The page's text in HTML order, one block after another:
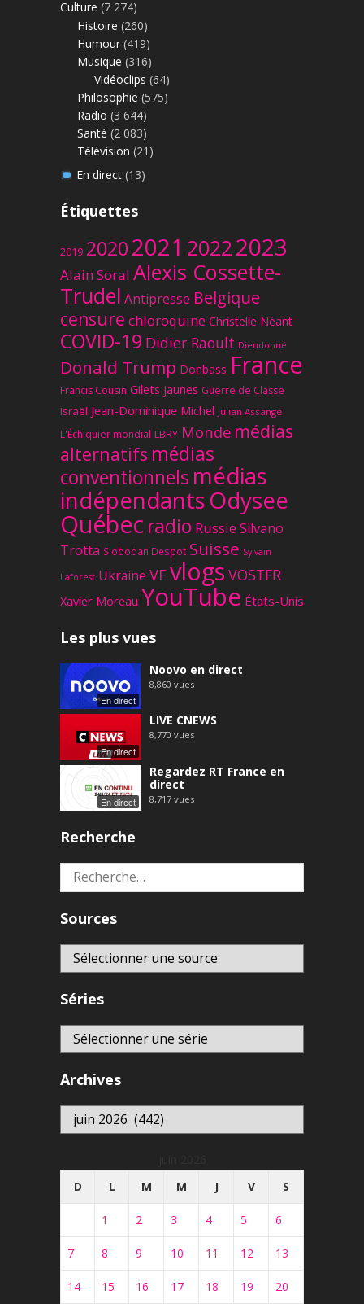
Culture (7 274)
Histoire (260)
Humour (419)
Musique (316)
Vidéoclips (64)
Philosophie (575)
Radio (3 644)
Santé (2 083)
Télévision (21)
En direct(13)
Étiquettes
2019 20202021 20222023
Alain Soral Alexis Cossette-
Trudel Antipresse Belgique
censure chloroquine Christelle Néant
COVID-19 Didier Raoult Dieudonné
Donald Trump Donbass France
Francis Cousin Gilets jaunes Guerre de Classe
Israël Jean-Dominique Michel Julian Assange
L'Échiquier mondial LBRY Monde médias
alternatifs médias
conventionnels médias
indépendantsOdysee
Québec radio Russie Silvano
Trotta Slobodan Despot Suisse Sylvain
Laforest Ukraine VFvlogs VOSTFR
Xavier Moreau YouTube États-Unis
Les plus vues
En direct
Noovo en direct
8,860 vues
En direct
LIVE CNEWS
8,770 vues
En direct
Regardez RT France en
direct
8,717 vues
Recherche
Rechercher :
Sources
Séries
Archives
Archives
D
L M M J V S
1 2 3 4 5 6
7 8 9 10 11 12 13
14 15 16 17 18 19 20